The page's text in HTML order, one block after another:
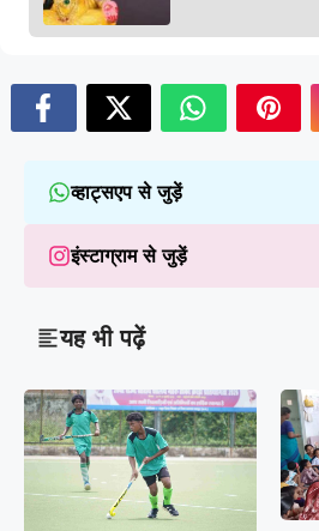
व्हाट्सएप से जुड़ें
इंस्टाग्राम से जुड़ें
यह भी पढ़ें